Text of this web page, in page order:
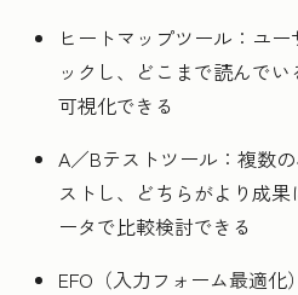
ヒートマップツール：ユ
ックし、どこまで読んで
可視化できる
A／Bテストツール：複数
ストし、どちらがより成
ータで比較検討できる
EFO（入力フォーム最適